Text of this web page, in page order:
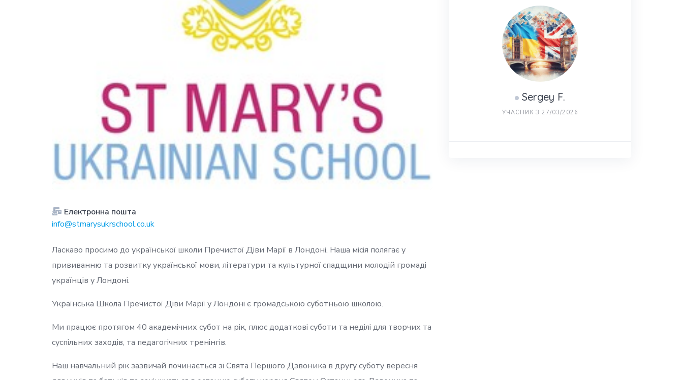
Електронна пошта
info@stmarysukrschool.co.uk
Ласкаво просимо до української школи Пречистої Діви Марії в Лондоні. Наша місія полягає у
прививанню та розвитку української мови, літератури та культурної спадщини молодій громаді
українців у Лондоні.
Українська Школа Пречистої Діви Марії у Лондоні є громадською суботньою школою.
Ми працює протягом 40 академічних субот на рік, плюс додаткові суботи та неділі для творчих та
суспільних заходів, та педагогічних тренінгів.
Наш навчальний рік зазвичай починається зі Свята Першого Дзвоника в другу суботу вересня
Sergey F.
УЧАСНИК З 27/03/2026